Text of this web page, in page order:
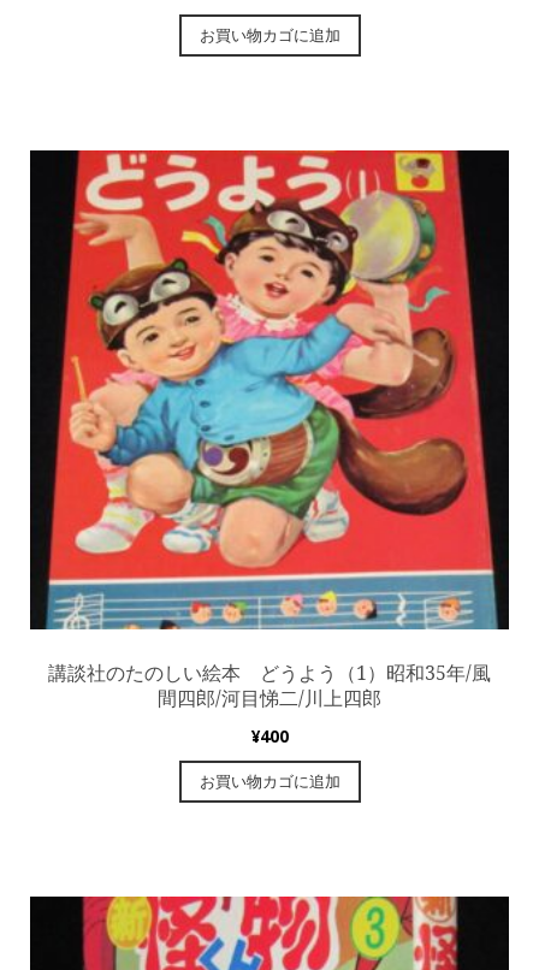
お買い物カゴに追加
講談社のたのしい絵本 どうよう（1）昭和35年/風
間四郎/河目悌二/川上四郎
¥400
お買い物カゴに追加